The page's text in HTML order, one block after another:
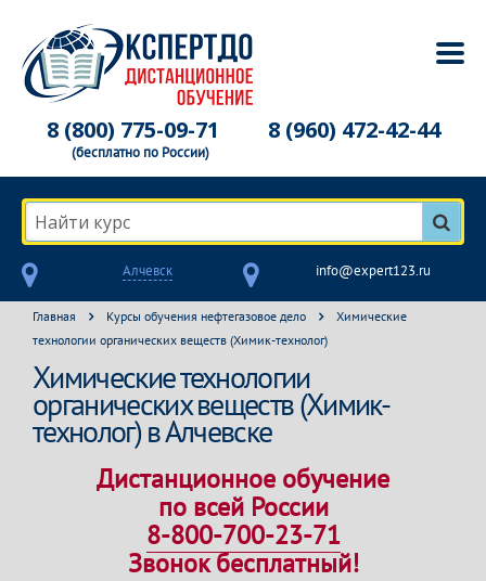
8 (800) 775-09-71
(бесплатно по России)
8 (960) 472-42-44
Найти курс
Алчевск info@expert123.ru
Главная Курсы обучения нефтегазовое дело
Химические
технологии органических веществ (Химик-технолог)
Химические технологии
органических веществ (Химик-
технолог) в Алчевске
Дистанционное обучение
по всей России
8-800-700-23-71
Звонок бесплатный!